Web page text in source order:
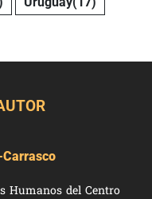
Humanos del Centro